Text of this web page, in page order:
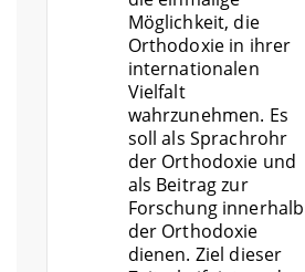
Möglichkeit, die
Orthodoxie in ihrer
internationalen
Vielfalt
wahrzunehmen. Es
soll als Sprachrohr
der Orthodoxie und
als Beitrag zur
Forschung innerhalb
der Orthodoxie
dienen. Ziel dieser